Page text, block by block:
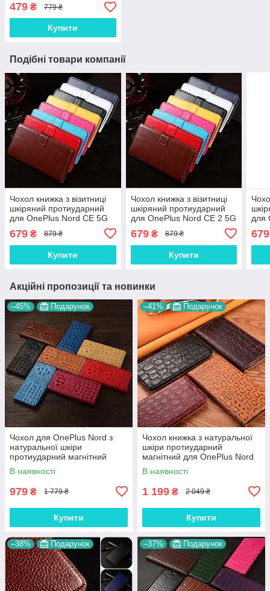
карат (19,9*30,2мм)
479 ₴ 779 ₴
Купити
Подібні товари компанії
Чохол книжка з візитниці
шкіряний протиударний
для OnePlus Nord CE 5G
679 ₴ 879 ₴
Купити
Чохол книжка з візитниці
шкіряний протиударний
для OnePlus Nord CE 2 5G
679₴ 879 ₴
Купити
для
679
Акційні пропозиції та новинки
–45% Подарунок
Чохол для OnePlus Nord з
натуральної шкіри
протиударний магнітний
книжка з підставкою
"CROCOHEAD"
В наявності
979 ₴ 1 779 ₴
Купити
–41% Подарунок
Чохол книжка з натуральної
шкіри протиударний
магнітний для OnePlus Nord
"JACOSA"
В наявності
1 199 ₴ 2 049 ₴
Купити
–38% Подарунок –37% Подарунок